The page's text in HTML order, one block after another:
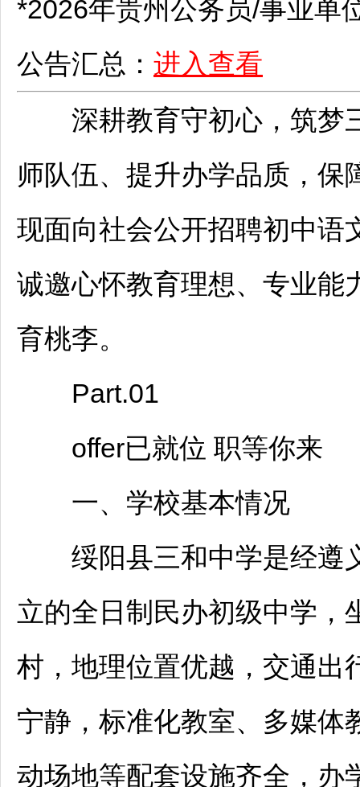
*2026年贵州公务员/事业单
公告汇总： 进入查看
深耕教育守初心，筑梦
师队伍、提升办学品质，保
现面向社会公开招聘初中语
诚邀心怀教育理想、专业能
育桃李。
Part.01
offer已就位 职等你来
一、学校基本情况
绥阳县三和中学是经遵
立的全日制民办初级中学，
村，地理位置优越，交通出
宁静，标准化教室、多媒体
动场地等配套设施齐全，办